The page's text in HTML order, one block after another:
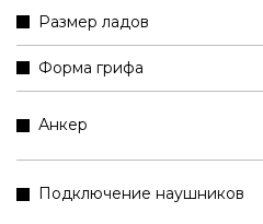
Размер ладов
Форма грифа
Анкер
Подключение наушников